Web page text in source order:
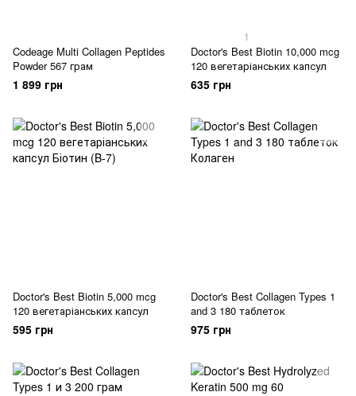
Codeage Multi Collagen Peptides
Powder 567 грам
1 899 грн
1
Doctor's Best Biotin 10,000 mcg
120 вегетаріанських капсул
635 грн
Doctor's Best Biotin 5,000 mcg
120 вегетаріанських капсул
595 грн
Doctor's Best Collagen Types 1
and 3 180 таблеток
975 грн